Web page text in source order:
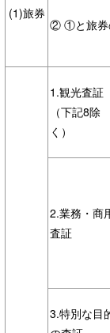
(1)旅券
② ①と旅券
1.観光査証
（下記8除
く）
2.業務・商
査証
3.特別な目